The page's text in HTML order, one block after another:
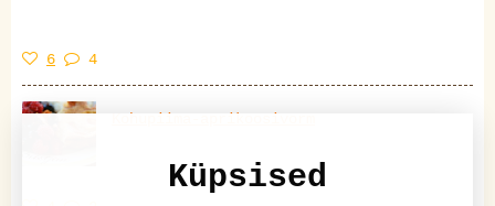
6 4
Kohupiima-aprikoosivorm
Küpsised